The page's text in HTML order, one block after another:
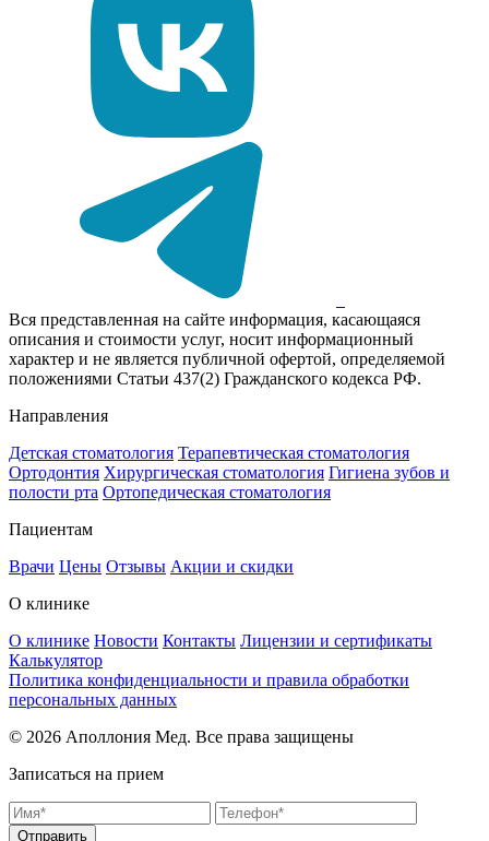
Вся представленная на сайте информация, касающаяся
описания и стоимости услуг, носит информационный
характер и не является публичной офертой, определяемой
положениями Статьи 437(2) Гражданского кодекса РФ.
Направления
Детская стоматология Терапевтическая стоматология
Ортодонтия Хирургическая стоматология Гигиена зубов и
полости рта Ортопедическая стоматология
Пациентам
Врачи Цены Отзывы Акции и скидки
О клинике
О клинике Новости Контакты Лицензии и сертификаты
Калькулятор
Политика конфиденциальности и правила обработки
персональных данных
© 2026 Аполлония Мед. Все права защищены
Записаться на прием
Отправить